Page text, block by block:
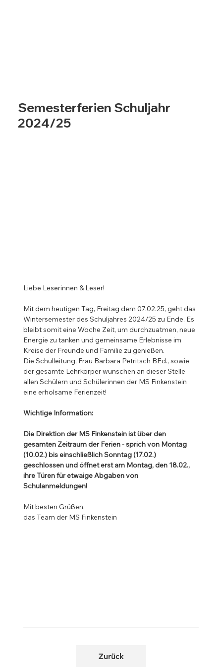
Zurück
Liebe Leserinnen & Leser!
Mit dem heutigen Tag, Freitag dem 07.02.25, geht das
Wintersemester des Schuljahres 2024/25 zu Ende. Es
bleibt somit eine Woche Zeit, um durchzuatmen, neue
Energie zu tanken und gemeinsame Erlebnisse im
Kreise der Freunde und Familie zu genießen.
Die Schulleitung, Frau Barbara Petritsch BEd., sowie
der gesamte Lehrkörper wünschen an dieser Stelle
allen Schülern und Schülerinnen der MS Finkenstein
eine erholsame Ferienzeit!
Wichtige Information:
Die Direktion der MS Finkenstein ist über den
gesamten Zeitraum der Ferien - sprich von Montag
(10.02.) bis einschließlich Sonntag (17.02.)
geschlossen und öffnet erst am Montag, den 18.02.,
ihre Türen für etwaige Abgaben von
Schulanmeldungen!
Mit besten Grüßen,
das Team der MS Finkenstein
Semesterferien Schuljahr
2024/25